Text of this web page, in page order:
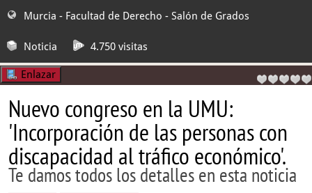
Murcia - Facultad de Derecho - Salón de Grados
Noticia 4.750 visitas
Enlazar
Nuevo congreso en la UMU:
'Incorporación de las personas con
discapacidad al tráfico económico'.
Te damos todos los detalles en esta noticia